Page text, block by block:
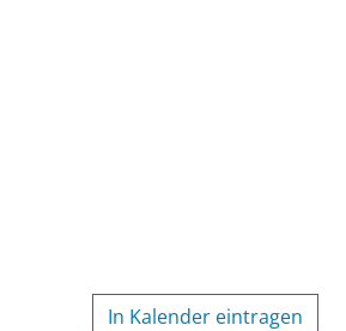
In Kalender eintragen